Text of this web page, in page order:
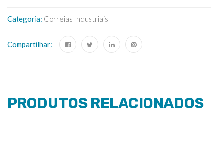
Categoria: Correias Industriais
Compartilhar:
PRODUTOS RELACIONADOS